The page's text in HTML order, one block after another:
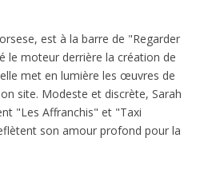
est à la barre de "Regarder
le moteur derrière la création de
met en lumière les œuvres de
site. Modeste et discrète, Sarah
"Les Affranchis" et "Taxi
son amour profond pour la